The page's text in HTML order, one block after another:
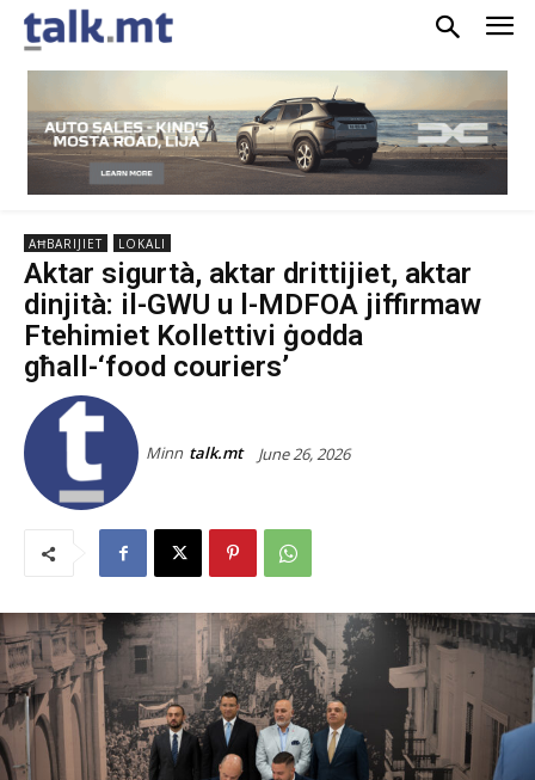
AĦBARIJIET LOKALI
Aktar sigurtà, aktar drittijiet, aktar
dinjità: il-GWU u l-MDFOA jiffirmaw
Ftehimiet Kollettivi ġodda
għall-‘food couriers’
Minn talk.mt June 26, 2026